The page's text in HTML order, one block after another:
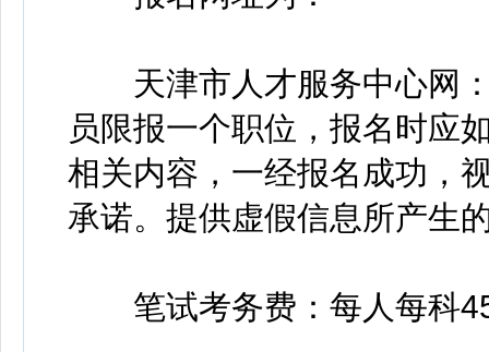
天津市人才服务中心网：
员限报一个职位，报名时应
相关内容，一经报名成功，
承诺。提供虚假信息所产生
笔试考务费：每人每科45